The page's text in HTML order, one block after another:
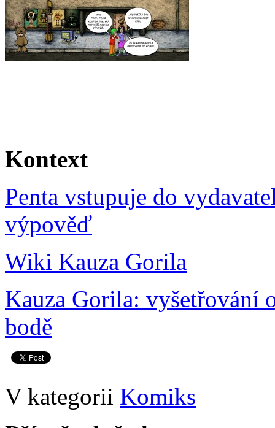
Kontext
Penta vstupuje do
výpověď
Wiki Kauza Gorila
Kauza Gorila: vyšetřování
bodě
V kategorii Komiks